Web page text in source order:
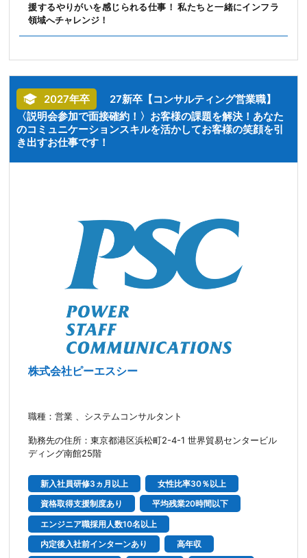
援するやりがいを感じられる仕事！ 私たちと一緒にインフラ
領域へチャレンジ！
2027年卒
27新卒【コンサルティング営業職】
〈説明会参加で面接確約！〉お客様の課題を解決！あなた
のコミュニケーションスキルを活かしてお客様の笑顔を引
き出すお仕事です！
株式会社ピーエスシー
職種：営業 、システムコンサルタント
勤務先の住所：東京都港区浜松町2-4-1 世界貿易センタービル
ディング南館25階
新入社員研修3ヵ月以上
女性比率30％以上
資格取得支援制度あり
平均残業20時間以下
エンジニア職採用人数10名以上
内定後入社前インターンあり
高年収